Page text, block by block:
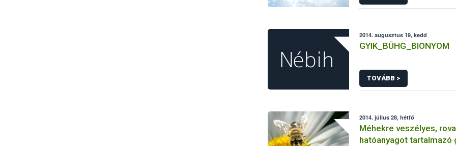
2014. augusztus 19, kedd
GYIK_BÜHG_BIONYOM
TOVÁBB >
2014. július 28, hétfő
Méhekre veszélyes,
hatóanyagot tartalmazó